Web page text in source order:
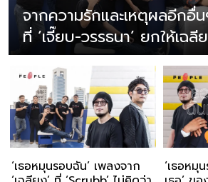
จากความรักและเหตุผลอีกอื่
ที่ ‘เจี๊ยบ-วรรธนา’ ยกให้เฉ
มหัศจรรย์
‘เธอหมุนรอบฉัน’ เพลงจาก
‘เธอหมุ